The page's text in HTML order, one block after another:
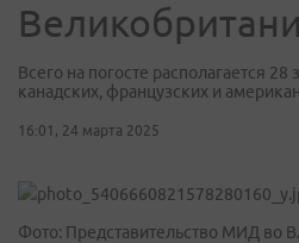
Всего на погосте располагается 28
канадских, французских и
16:01, 24 марта 2025
Фото: Представительство МИД во